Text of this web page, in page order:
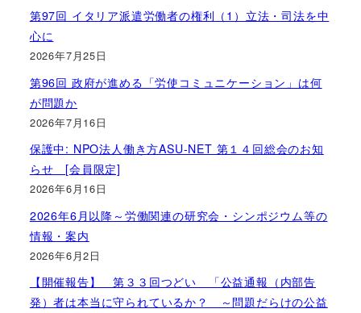
第97回 イタリア派遣労働者の権利（1）立法・司法を中
心に
2026年7月25日
第96回 政府が進める「労使コミュニケーション」は何
が問題か
2026年7月16日
保護中: NPO法人働き方ASU-NET 第１４回総会のお知
らせ [会員限定]
2026年6月16日
2026年6月以降～労働関連の研究会・シンポジウム等の
情報・案内
2026年6月2日
【開催報告】 第３３回つどい 「公益通報（内部告
発）者は本当に守られているか？ ～問題だらけの公益